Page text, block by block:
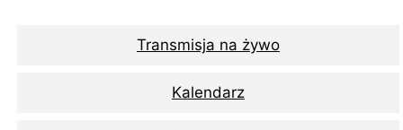
Transmisja na żywo
Kalendarz